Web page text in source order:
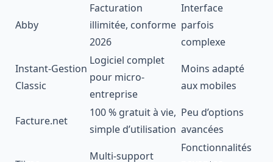
Abby
Facturation
illimitée, conforme
2026
Interface
parfois
complexe
Instant-Gestion
Classic
Logiciel complet
pour micro-
entreprise
Moins adapté
aux mobiles
Facture.net
100 % gratuit à vie,
simple d’utilisation
Peu d’options
avancées
Multi-support
Fonctionnalités